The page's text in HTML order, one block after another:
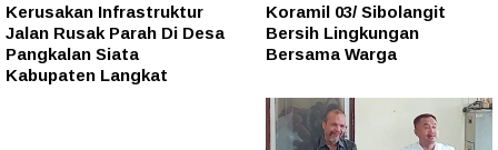
Kerusakan Infrastruktur
Jalan Rusak Parah Di Desa
Pangkalan Siata
Kabupaten Langkat
Koramil 03/ Sibolangit
Bersih Lingkungan
Bersama Warga